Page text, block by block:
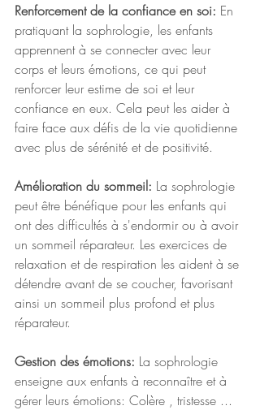
Renforcement de la confiance en soi: En
pratiquant la sophrologie, les enfants
apprennent à se connecter avec leur
corps et leurs émotions, ce qui peut
renforcer leur estime de soi et leur
confiance en eux. Cela peut les aider à
faire face aux défis de la vie quotidienne
avec plus de sérénité et de positivité.
Amélioration du sommeil: La sophrologie
peut être bénéfique pour les enfants qui
ont des difficultés à s'endormir ou à avoir
un sommeil réparateur. Les exercices de
relaxation et de respiration les aident à se
détendre avant de se coucher, favorisant
ainsi un sommeil plus profond et plus
réparateur.
Gestion des émotions: La sophrologie
enseigne aux enfants à reconnaître et à
gérer leurs émotions: Colère , tristesse ...